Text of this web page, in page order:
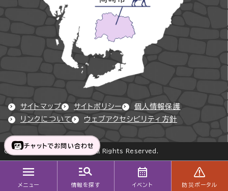
メニュー 情報を探す イベント 防災ポータル
サイトマップ サイトポリシー
個人情報保護
リンクについて
ウェブアクセシビリティ方針
Copyright © Okazaki City All Rights Reserved.
チャットでお問い合わせ